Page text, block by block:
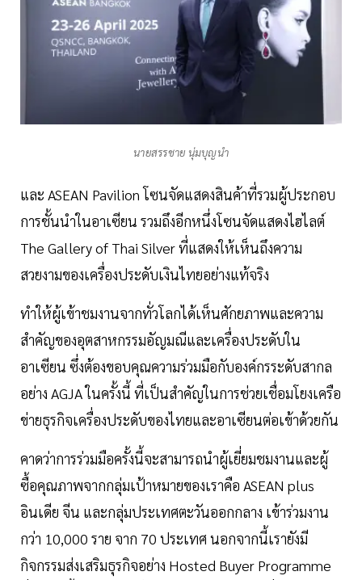
นายสรรชาย นุ่มบุญนำ
และ ASEAN Pavilion โซนจัดแสดงสินค้าที่รวมผู้ประกอบ
การชั้นนำในอาเซียน รวมถึงอีกหนึ่งโซนจัดแสดงไฮไลต์
The Gallery of Thai Silver ที่แสดงให้เห็นถึงความ
สวยงามของเครื่องประดับเงินไทยอย่างแท้จริง
ทำให้ผู้เข้าชมงานจากทั่วโลกได้เห็นศักยภาพและความ
สำคัญของอุตสาหกรรมอัญมณีและเครื่องประดับใน
อาเซียน ซึ่งต้องขอบคุณความร่วมมือกับองค์กรระดับสากล
อย่าง AGJA ในครั้งนี้ ที่เป็นสำคัญในการช่วยเชื่อมโยงเครือ
ข่ายธุรกิจเครื่องประดับของไทยและอาเซียนต่อเข้าด้วยกัน
คาดว่าการร่วมมือครั้งนี้จะสามารถนำผู้เยี่ยมชมงานและผู้
ซื้อคุณภาพจากกลุ่มเป้าหมายของเราคือ ASEAN plus
อินเดีย จีน และกลุ่มประเทศตะวันออกกลาง เข้าร่วมงาน
กว่า 10,000 ราย จาก 70 ประเทศ นอกจากนี้เรายังมี
กิจกรรมส่งเสริมธุรกิจอย่าง Hosted Buyer Programme